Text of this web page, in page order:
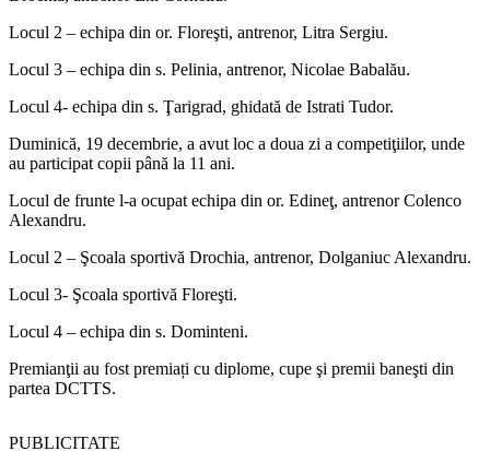
Locul 2 – echipa din or. Floreşti, antrenor, Litra Sergiu.
Locul 3 – echipa din s. Pelinia, antrenor, Nicolae Babalău.
Locul 4- echipa din s. Ţarigrad, ghidată de Istrati Tudor.
Duminică, 19 decembrie, a avut loc a doua zi a competiţiilor, unde
au participat copii până la 11 ani.
Locul de frunte l-a ocupat echipa din or. Edineţ, antrenor Colenco
Alexandru.
Locul 2 – Şcoala sportivă Drochia, antrenor, Dolganiuc Alexandru.
Locul 3- Şcoala sportivă Floreşti.
Locul 4 – echipa din s. Dominteni.
Premianţii au fost premiați cu diplome, cupe şi premii baneşti din
partea DCTTS.
PUBLICITATE